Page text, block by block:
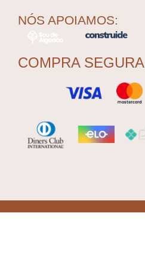
NÓS APOIAMOS:
COMPRA SEGURA